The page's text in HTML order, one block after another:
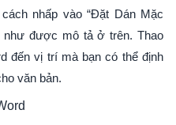
nhấp vào “Đặt Dán Mặc
như được mô tả ở trên. Thao
đến vị trí mà bạn có thể định
văn bản.